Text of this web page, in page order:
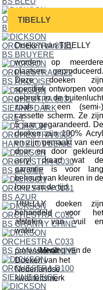
TIBELLY
Doeken van TIBELLY
worden op meerdere
plaatsen geproduceerd.
Deze doeken zijn
specifiek ontworpen voor
gebruik in de buitenlucht
zoals in een (semi-)
cassette scherm. Ze zijn
5 jaar gegarandeerd. De
doeken zijn 100% Acryl
en zijn gemaakt van een
door en door gekleurd
acryl draad wat de
garantie is voor lang
behoud van kleuren in de
loop van de tijd.
TIBELLY doeken zijn
behandeld voor het
afstoten van vuil en
water.
Mening van de professional:
Doeken van het
Nederlandse
kwaliteitsmerk